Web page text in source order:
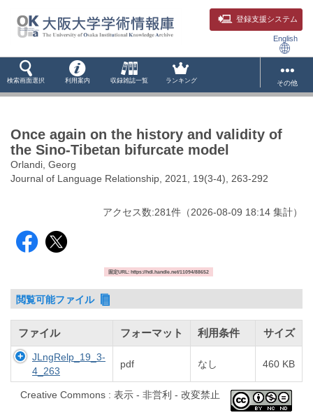
登録支援システム
English
検索画面選択 利用案内 収録雑誌一覧 ランキング その他
Once again on the history and validity of
the Sino-Tibetan bifurcate model
Orlandi, Georg
Journal of Language Relationship, 2021, 19(3-4), 263-292
アクセス数:281件 （2026-08-09 18:14 集計）
固定URL: https://hdl.handle.net/11094/88652
閲覧可能ファイル
ファイル フォーマット 利用条件 サイズ
JLngRelp_19_3-
4_263
pdf なし 460 KB
Creative Commons : 表示 - 非営利 - 改変禁止